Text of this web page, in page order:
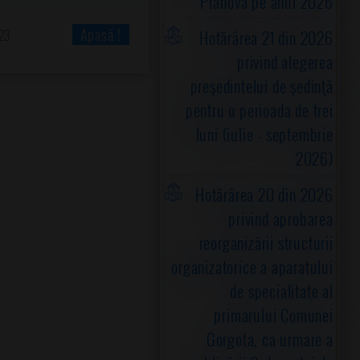
Hotărârea 21 din 2026
privind alegerea
preşedintelui de şedinţă
pentru o perioada de trei
luni (iulie - septembrie
2026)
Hotărârea 20 din 2026
privind aprobarea
reorganizării structurii
organizatorice a aparatului
de specialitate al
primarului Comunei
Gorgota, ca urmare a